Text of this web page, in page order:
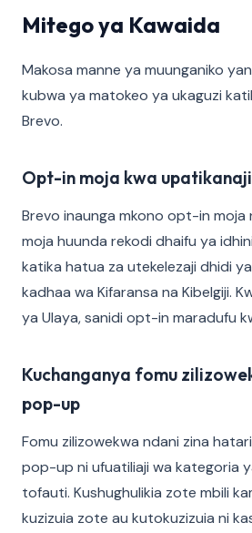
Mitego ya Kawaida
Makosa manne ya muunganiko
kubwa ya matokeo ya ukaguzi
Brevo.
Opt-in moja kwa
Brevo inaunga mkono opt-in
moja huunda rekodi dhaifu ya
katika hatua za utekelezaji dhidi
kadhaa wa Kifaransa na Kibelgiji.
ya Ulaya, sanidi opt-in maradufu
Kuchanganya fomu
pop-up
Fomu zilizowekwa ndani zina
pop-up ni ufuatiliaji wa kategoria
tofauti. Kushughulikia zote mbili
kuzizuia zote au kutokuzizuia ni